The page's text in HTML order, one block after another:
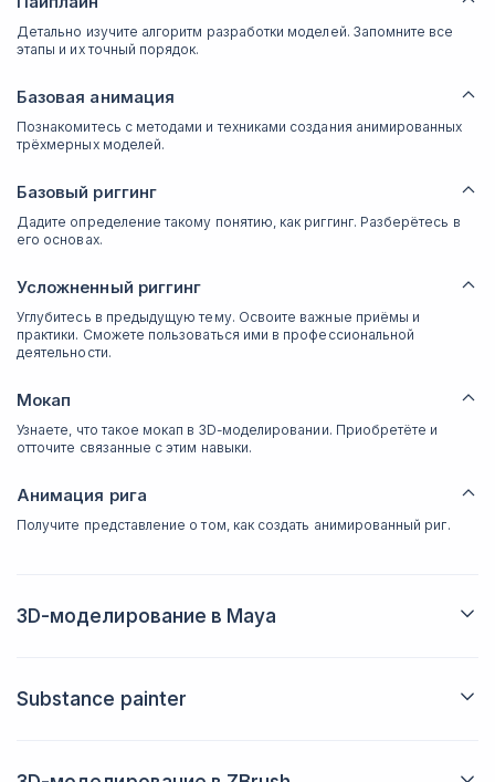
Детально изучите алгоритм разработки моделей. Запомните все
этапы и их точный порядок.
Базовая анимация
Познакомитесь с методами и техниками создания анимированных
трёхмерных моделей.
Базовый риггинг
Дадите определение такому понятию, как риггинг. Разберётесь в
его основах.
Усложненный риггинг
Углубитесь в предыдущую тему. Освоите важные приёмы и
практики. Сможете пользоваться ими в профессиональной
деятельности.
Мокап
Узнаете, что такое мокап в 3D-моделировании. Приобретёте и
отточите связанные с этим навыки.
Анимация рига
Получите представление о том, как создать анимированный риг.
3D-моделирование в Maya
настраивать интерфейс под себя.
Создание high poly / low poly
Рассмотрите действенные методики разработки UV-развёртки.
Substance painter
связанными с текстурированием. Разберётесь в нюансах этого